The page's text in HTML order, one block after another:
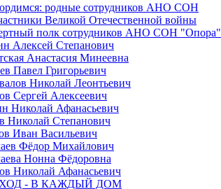
родные сотрудников АНО СОН
Великой Отечественной войны
полк сотрудников АНО СОН "Опора"
Алексей Степанович
Анастасия Минеевна
Павел Григорьевич
Николай Леонтьевич
Сергей Алексеевич
Николай Афанасьевич
Николай Степанович
Иван Васильевич
Фёдор Михайлович
Нонна Фёдоровна
Николай Афанасьевич
- В КАЖДЫЙ ДОМ